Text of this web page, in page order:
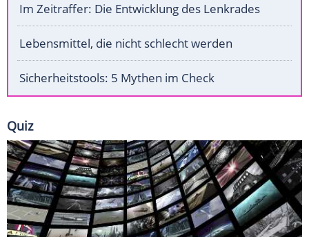
Im Zeitraffer: Die Entwicklung des Lenkrades
Lebensmittel, die nicht schlecht werden
Sicherheitstools: 5 Mythen im Check
Quiz